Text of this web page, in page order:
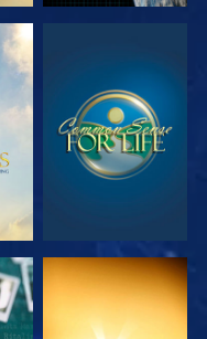
ANSEHEN
ANSEHEN